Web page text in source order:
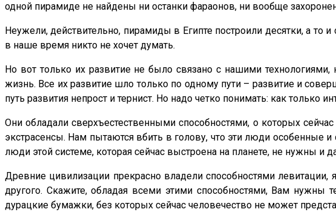
одной пирамиде не найдены ни останки фараонов, ни вообще
Неужели, действительно, пирамиды в Египте построили десятки, а то
в наше время никто не хочет думать.
Но вот только их развитие не было связано с нашими
жизнь. Все их развитие шло только по одному пути – развитие и
путь развития непрост и тернист. Но надо четко понимать: как
Они обладали сверхъестественными способностями, о которых
экстрасенсы. Нам пытаются вбить в голову, что эти люди особенные
люди этой системе, которая сейчас выстроена на планете, не нужны и
Древние цивилизации прекрасно владели способностями
другого. Скажите, обладая всеми этими способностями, Вам
дурацкие бумажки, без которых сейчас человечество не может